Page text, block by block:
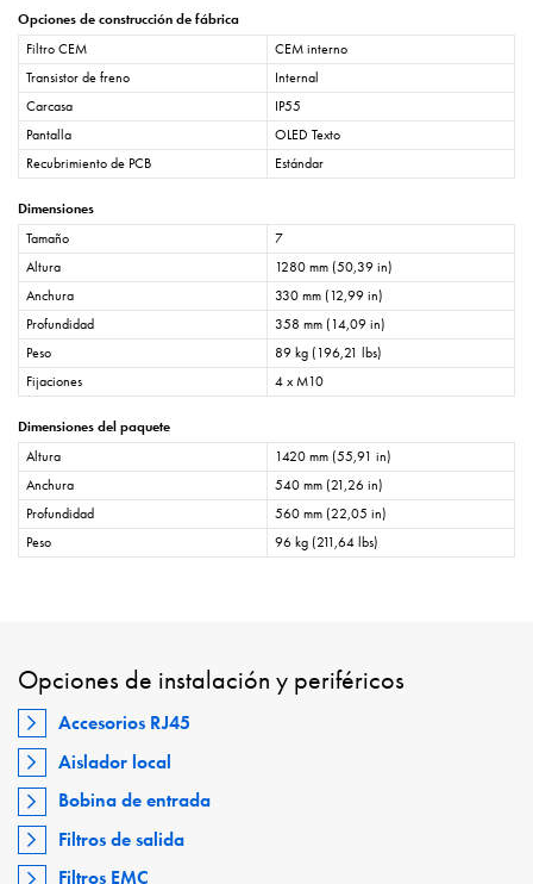
Opciones de construcción de fábrica
Filtro CEM
CEM interno
Transistor de freno
Internal
Carcasa
IP55
Pantalla
OLED Texto
Recubrimiento de PCB
Estándar
Dimensiones
Tamaño
7
Altura
1280 mm (50,39 in)
Anchura
330 mm (12,99 in)
Profundidad
358 mm (14,09 in)
Peso
89 kg (196,21 lbs)
Fijaciones
4 x M10
Dimensiones del paquete
Altura
1420 mm (55,91 in)
Anchura
540 mm (21,26 in)
Profundidad
560 mm (22,05 in)
Peso
96 kg (211,64 lbs)
Opciones de instalación y periféricos
Accesorios RJ45
Aislador local
Bobina de entrada
Filtros de salida
Filtros EMC